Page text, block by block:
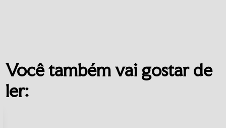
Você também vai gostar de
ler: